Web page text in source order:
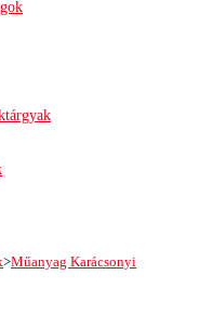
>Műanyag Karácsonyi